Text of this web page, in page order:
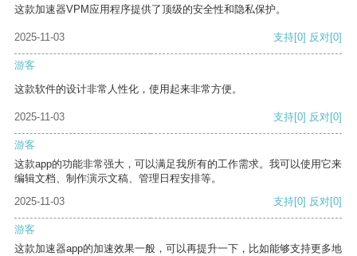
这款加速器VPM应用程序提供了顶级的安全性和隐私保护。
2025-11-03 支持[0] 反对[0]
游客
这款软件的设计非常人性化，使用起来非常方便。
2025-11-03 支持[0] 反对[0]
游客
这款app的功能非常强大，可以满足我所有的工作需求。我可以使用它来
编辑文档、制作演示文稿、管理日程安排等。
2025-11-03
支持[0] 反对[0]
游客
这款加速器app的加速效果一般，可以再提升一下，比如能够支持更多地